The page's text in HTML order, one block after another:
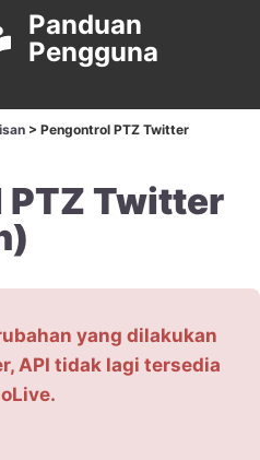
Panduan
Pengguna
> Pengontrol PTZ Twitter
PTZ Twitter
yang dilakukan
API tidak lagi tersedia